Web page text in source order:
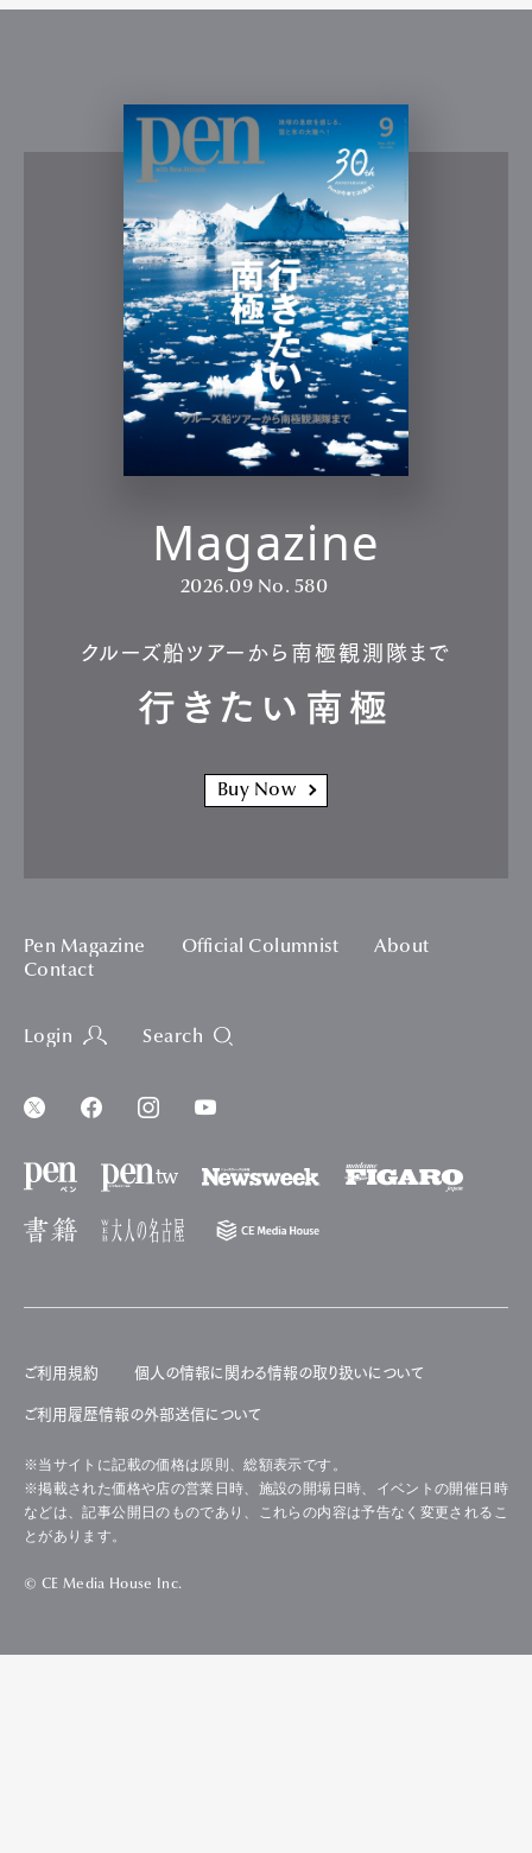
Magazine
2026.09 No. 580
クルーズ船ツアーから南極観測隊まで
行きたい南極
Buy Now
Pen Magazine Official Columnist
About
Contact
Login Search
ご利用規約 個人の情報に関わる情報の取り扱いについて
ご利用履歴情報の外部送信について
※当サイトに記載の価格は原則、総額表示です。
※掲載された価格や店の営業日時、施設の開場日時、イベントの開催日時
などは、記事公開日のものであり、これらの内容は予告なく変更されるこ
とがあります。
© CE Media House Inc.